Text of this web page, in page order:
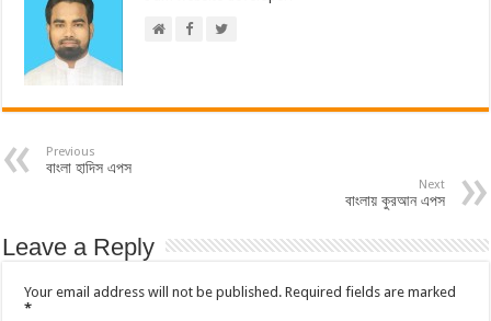
Previous
বাংলা হাদিস এপস
Next
বাংলায় কুরআন এপস
Leave a Reply
Your email address will not be published. Required fields are marked
*